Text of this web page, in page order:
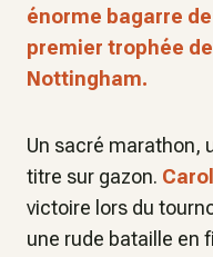
énorme bagarre
premier trophée
Nottingham.
Un sacré marathon,
titre sur gazon.
victoire lors du
une rude bataille en